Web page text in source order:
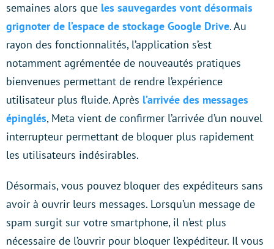
semaines alors que les sauvegardes vont désormais
grignoter de l’espace de stockage Google Drive. Au
rayon des fonctionnalités, l’application s’est
notamment agrémentée de nouveautés pratiques
bienvenues permettant de rendre l’expérience
utilisateur plus fluide. Après l’arrivée des messages
épinglés, Meta vient de confirmer l’arrivée d’un nouvel
interrupteur permettant de bloquer plus rapidement
les utilisateurs indésirables.
Désormais, vous pouvez bloquer des expéditeurs sans
avoir à ouvrir leurs messages. Lorsqu’un message de
spam surgit sur votre smartphone, il n’est plus
nécessaire de l’ouvrir pour bloquer l’expéditeur. Il vous